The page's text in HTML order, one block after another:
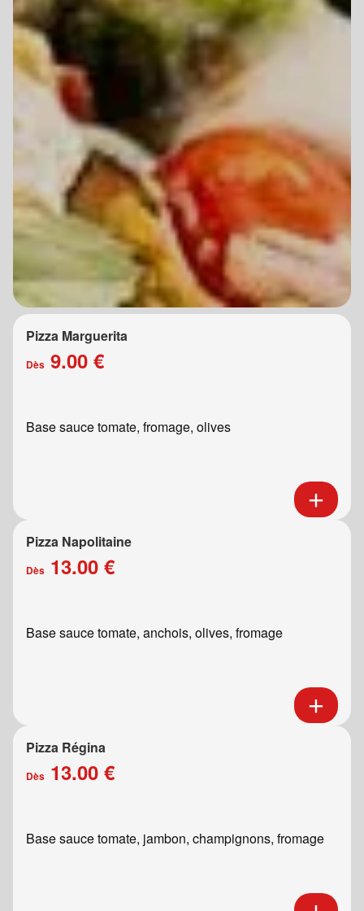
Pizza Marguerita
Dès 9.00 €
Base sauce tomate, fromage, olives
Pizza Napolitaine
Dès 13.00 €
Base sauce tomate, anchois, olives, fromage
Pizza Régina
Dès 13.00 €
Base sauce tomate, jambon, champignons, fromage